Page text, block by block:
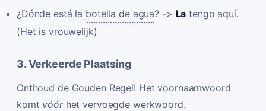
¿Dónde está la botella de agua? -> La tengo aquí.
(Het is vrouwelijk)
3. Verkeerde Plaatsing
Onthoud de Gouden Regel! Het voornaamwoord
komt vóórhet vervoegde werkwoord.